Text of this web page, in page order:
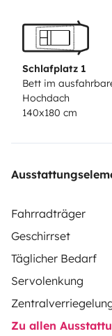
Schlafplatz 1
Bett im
Hochdach
140x180 cm
Fahrradträger
Geschirrset
Täglicher Bedarf
Servolenkung
Zu allen